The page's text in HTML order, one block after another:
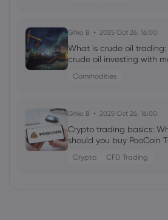
Ghko B 2025 Oct 26, 16:00
What is crude oil
crude oil investing with
Commodities
Ghko B 2025 Oct 26, 16:00
Crypto trading basics:
should you buy PooCoin
Crypto CFD Trading